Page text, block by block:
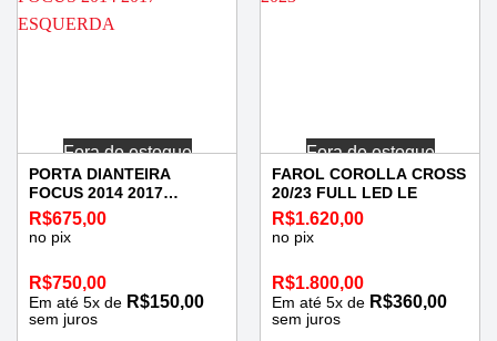
Fora de estoque
PORTA DIANTEIRA
FOCUS 2014 2017
ESQUERDA
R$675,00
no pix
R$750,00
Em até 5x de R$150,00
sem juros
Fora de estoque
FAROL COROLLA CROSS
20/23 FULL LED LE
R$1.620,00
no pix
R$1.800,00
Em até 5x de R$360,00
sem juros